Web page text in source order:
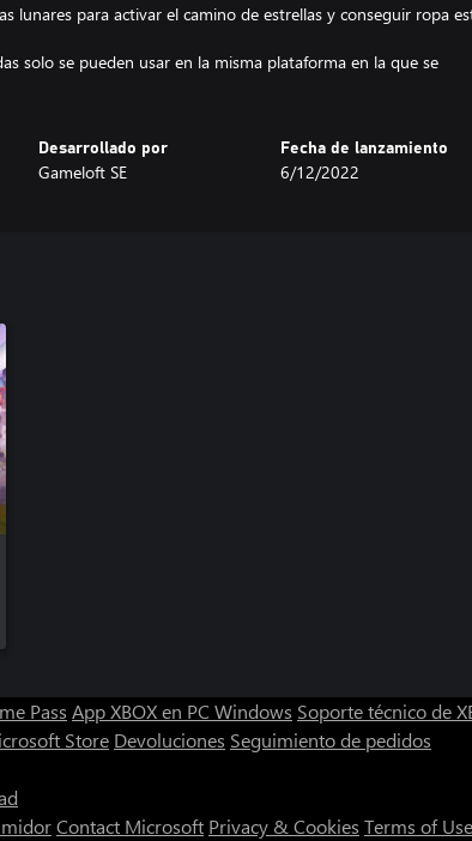
lunares para activar el camino de estrellas y conseguir ropa
solo se pueden usar en la misma plataforma en la que se
Desarrollado por
Gameloft SE
Fecha de lanzamiento
6/12/2022
Pass App XBOX en PC Windows Soporte técnico de
Store Devoluciones Seguimiento de pedidos
Contact Microsoft Privacy & Cookies Terms of Use